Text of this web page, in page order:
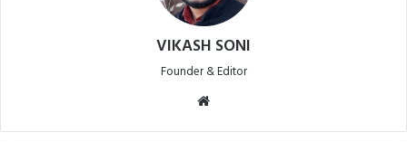
VIKASH SONI
Founder & Editor